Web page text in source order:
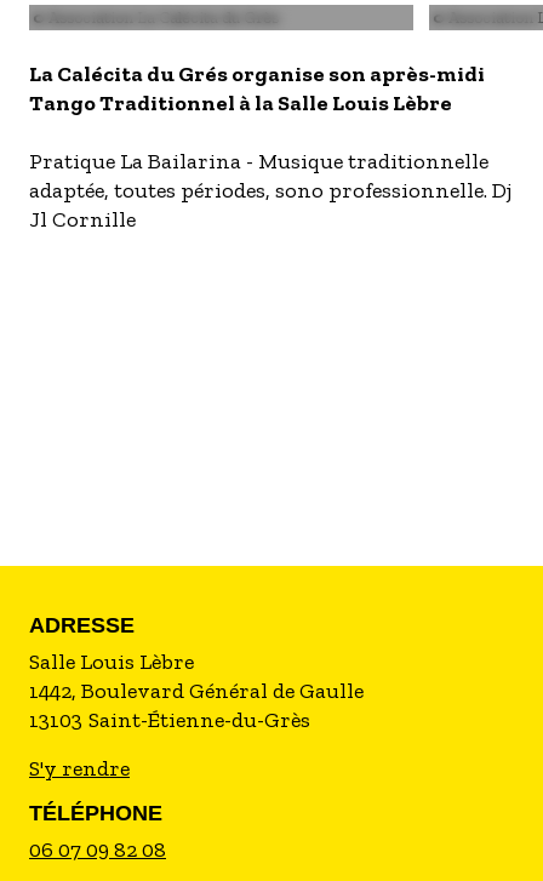
Image
© Association La Calécita du Grès Image
© Association
La Calécita du Grés organise son après-midi
Tango Traditionnel à la Salle Louis Lèbre
Pratique La Bailarina - Musique traditionnelle
adaptée, toutes périodes, sono professionnelle. Dj
Jl Cornille
ADRESSE
Salle Louis Lèbre
1442, Boulevard Général de Gaulle
13103 Saint-Étienne-du-Grès
S'y rendre
TÉLÉPHONE
06 07 09 82 08